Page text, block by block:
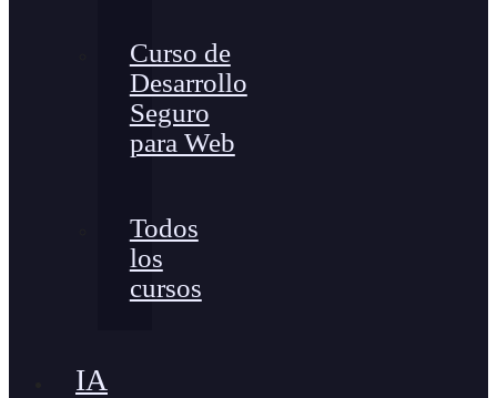
Curso de
Desarrollo
Seguro
para Web
Todos
los
cursos
IA